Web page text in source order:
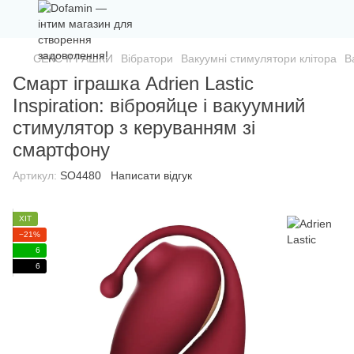
СЕКС ІГРАШКИ Вібратори Вакуумні стимулятори клітора
Смарт іграшка Adrien Lastic
Inspiration: віброяйце і вакуумний
стимулятор з керуванням зі
смартфону
Артикул: SO4480 Написати відгук
ХІТ
−21%
6
6